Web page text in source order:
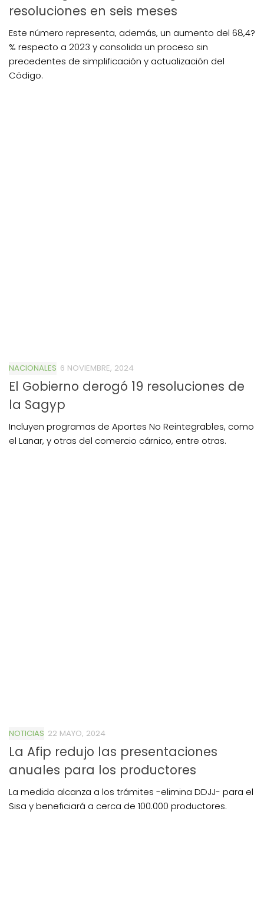
resoluciones en seis meses
Este número representa, además, un aumento del 68,4?
% respecto a 2023 y consolida un proceso sin
precedentes de simplificación y actualización del
Código.
NACIONALES 6 NOVIEMBRE, 2024
El Gobierno derogó 19 resoluciones de
la Sagyp
Incluyen programas de Aportes No Reintegrables, como
el Lanar, y otras del comercio cárnico, entre otras.
NOTICIAS 22 MAYO, 2024
La Afip redujo las presentaciones
anuales para los productores
La medida alcanza a los trámites -elimina DDJJ- para el
Sisa y beneficiará a cerca de 100.000 productores.